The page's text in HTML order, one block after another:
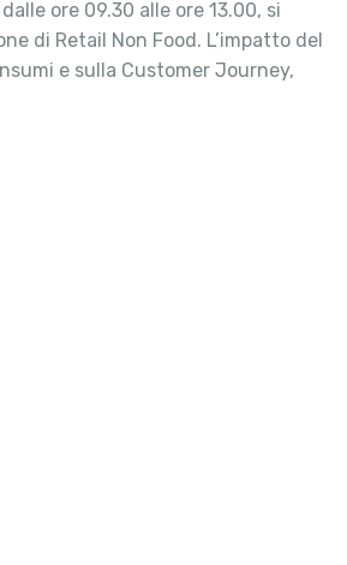
ore 09.30 alle ore 13.00, si
di Retail Non Food. L’impatto del
e sulla Customer Journey,